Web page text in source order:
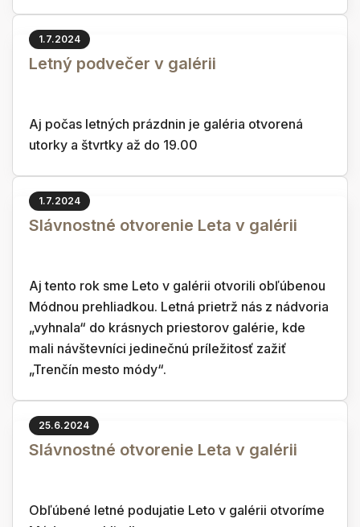
1.7.2024
Letný podvečer v galérii
Aj počas letných prázdnin je galéria otvorená
utorky a štvrtky až do 19.00
1.7.2024
Slávnostné otvorenie Leta v galérii
Aj tento rok sme Leto v galérii otvorili obľúbenou
Módnou prehliadkou. Letná prietrž nás z nádvoria
„vyhnala“ do krásnych priestorov galérie, kde
mali návštevníci jedinečnú príležitosť zažiť
„Trenčín mesto módy“.
25.6.2024
Slávnostné otvorenie Leta v galérii
Obľúbené letné podujatie Leto v galérii otvoríme